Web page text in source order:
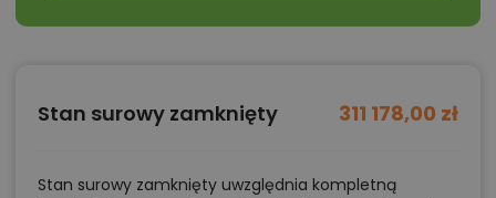
Stan surowy zamknięty 311 178,00 zł
Stan surowy zamknięty uwzględnia kompletną